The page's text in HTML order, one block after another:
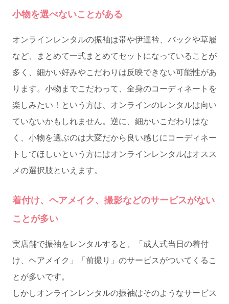
小物を選べないことがある
オンラインレンタルの振袖は帯や伊達衿、バックや草履
など、まとめて一式まとめてセットになっていることが
多く、細かい好みやこだわりは反映できない可能性があ
ります。小物までこだわって、全身のコーディネートを
楽しみたい！という方は、オンラインのレンタルは向い
ていないかもしれません。逆に、細かいこだわりはな
く、小物を選ぶのは大変だから良い感じにコーディネー
トしてほしいという方にはオンラインレンタルはオスス
メの選択肢といえます。
着付け、ヘアメイク、撮影などのサービスがない
ことが多い
実店舗で振袖をレンタルすると、「成人式当日の着付
け、ヘアメイク」「前撮り」のサービスがついてくるこ
とが多いです。
しかしオンラインレンタルの振袖はそのようなサービス